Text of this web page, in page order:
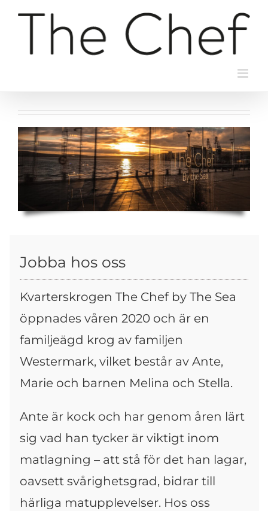
Fortsätt
innehållet
Jobba hos oss
Kvarterskrogen The Chef by The Sea
öppnades våren 2020 och är en
familjeägd krog av familjen
Westermark, vilket består av Ante,
Marie och barnen Melina och Stella.
Ante är kock och har genom åren lärt
sig vad han tycker är viktigt inom
matlagning – att stå för det han lagar,
oavsett svårighetsgrad, bidrar till
härliga matupplevelser. Hos oss